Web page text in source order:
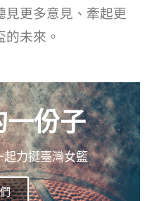
見更多意見、牽起更
未來。
份子
力挺臺灣女籃